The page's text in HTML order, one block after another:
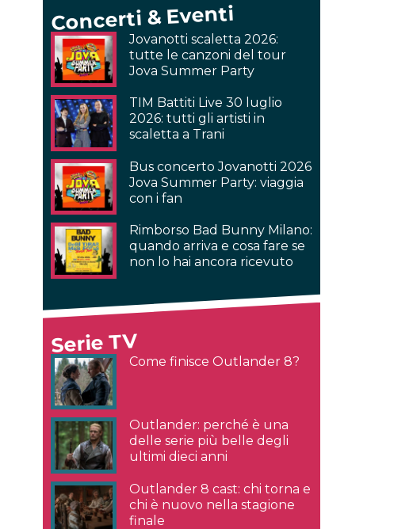
Concerti & Eventi
Jovanotti scaletta 2026:
tutte le canzoni del tour
Jova Summer Party
TIM Battiti Live 30 luglio
2026: tutti gli artisti in
scaletta a Trani
Bus concerto Jovanotti 2026
Jova Summer Party: viaggia
con i fan
Rimborso Bad Bunny Milano:
quando arriva e cosa fare se
non lo hai ancora ricevuto
Serie TV
Come finisce Outlander 8?
Outlander: perché è una
delle serie più belle degli
ultimi dieci anni
Outlander 8 cast: chi torna e
chi è nuovo nella stagione
finale